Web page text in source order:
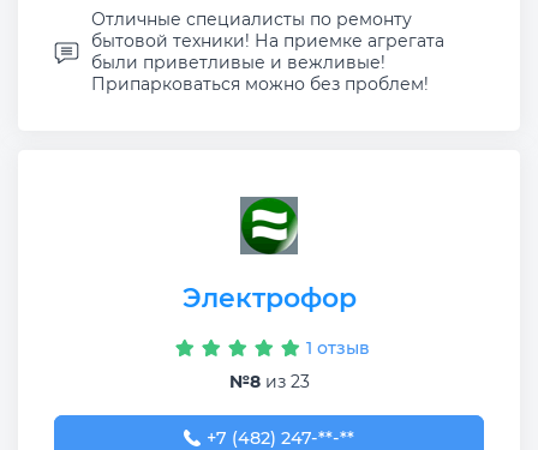
Отличные специалисты по ремонту
бытовой техники! На приемке агрегата
были приветливые и вежливые!
Припарковаться можно без проблем!
Электрофор
1 отзыв
№8из 23
+7 (482) 247-58-12
+7 (482) 247-**-**